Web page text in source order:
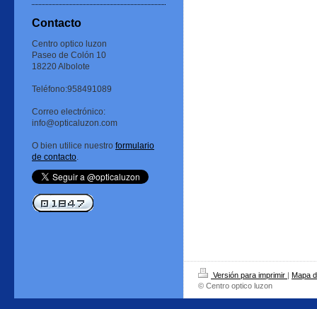
Contacto
Centro optico luzon
Paseo de Colón 10
18220 Albolote
Teléfono:958491089
Correo electrónico:
info@opticaluzon.com
O bien utilice nuestro formulario
de contacto.
Versión para imprimir | Mapa
© Centro optico luzon